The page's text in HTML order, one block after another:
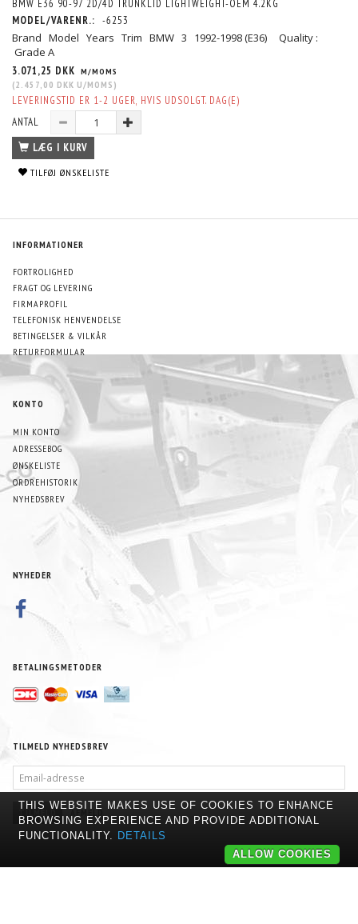
BMW E36 90-97 2D/4D TRUNKLID LIGHTWEIGHT-OEM 4.2KG
MODEL/VARENR.: -6253
Brand Model Years Trim BMW 3 1992-1998 (E36) Quality :
Grade A
3.071,25 DKK M/MOMS
(2.457,00 DKK U/MOMS )
LEVERINGSTID ER 1-2 UGER, HVIS UDSOLGT. DAG(E)
ANTAL
LÆG I KURV
TILFØJ ØNSKELISTE
INFORMATIONER
FORTROLIGHED
FRAGT OG LEVERING
FIRMAPROFIL
TELEFONISK HENVENDELSE
BETINGELSER & VILKÅR
RETURFORMULAR
KONTO
MIN KONTO
ADRESSEBOG
ØNSKELISTE
ORDREHISTORIK
NYHEDSBREV
NYHEDER
BETALINGSMETODER
TILMELD NYHEDSBREV
ADRESSE
TILMELD AFMELD
THIS WEBSITE MAKES USE OF COOKIES TO ENHANCE
BROWSING EXPERIENCE AND PROVIDE ADDITIONAL
FUNCTIONALITY. DETAILS
ALLOW COOKIES